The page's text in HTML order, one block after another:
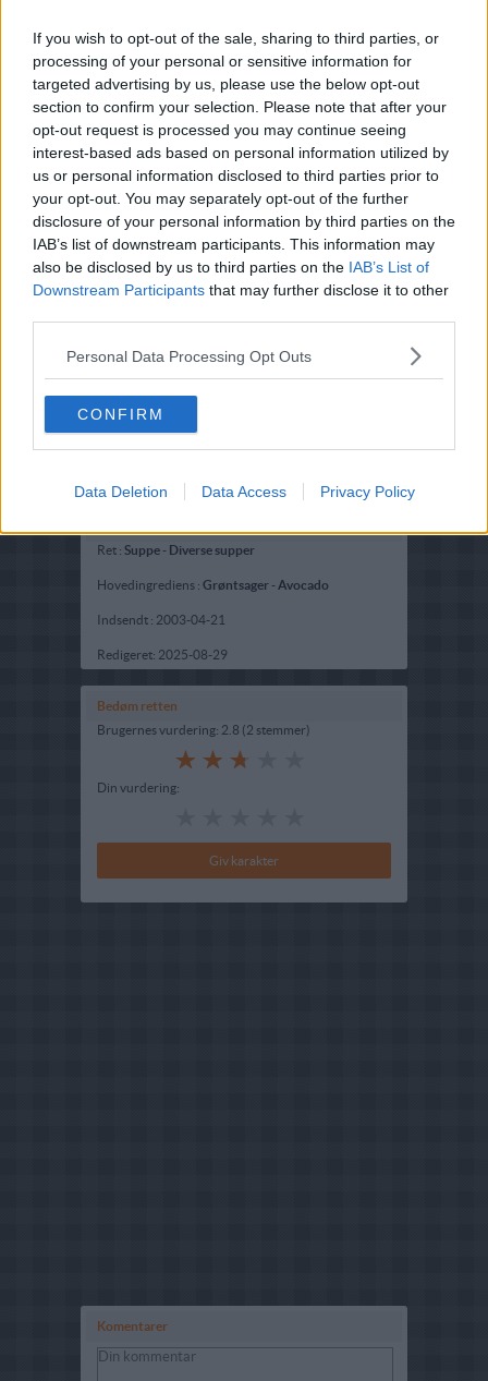
If you wish to opt-out of the sale, sharing to third parties, or
processing of your personal or sensitive information for
targeted advertising by us, please use the below opt-out
section to confirm your selection. Please note that after your
opt-out request is processed you may continue seeing
interest-based ads based on personal information utilized by
us or personal information disclosed to third parties prior to
your opt-out. You may separately opt-out of the further
disclosure of your personal information by third parties on the
IAB’s list of downstream participants. This information may
also be disclosed by us to third parties on the IAB’s List of
Downstream Participants that may further disclose it to other
Personal Data Processing Opt Outs
CONFIRM
Data Deletion Data Access Privacy Policy
og urter (gulerod og løg), koges 15 min i vand (evt.
delvis hvidvin) si derefter suppen fra og lad den koge
lidt ned for god varme uden låg.
Ret : Suppe - Diverse supper
Hovedingrediens : Grøntsager - Avocado
Indsendt : 2003-04-21
Redigeret: 2025-08-29
Bedøm retten
Brugernes vurdering: 2.8 (2 stemmer)
Din vurdering:
Komentarer